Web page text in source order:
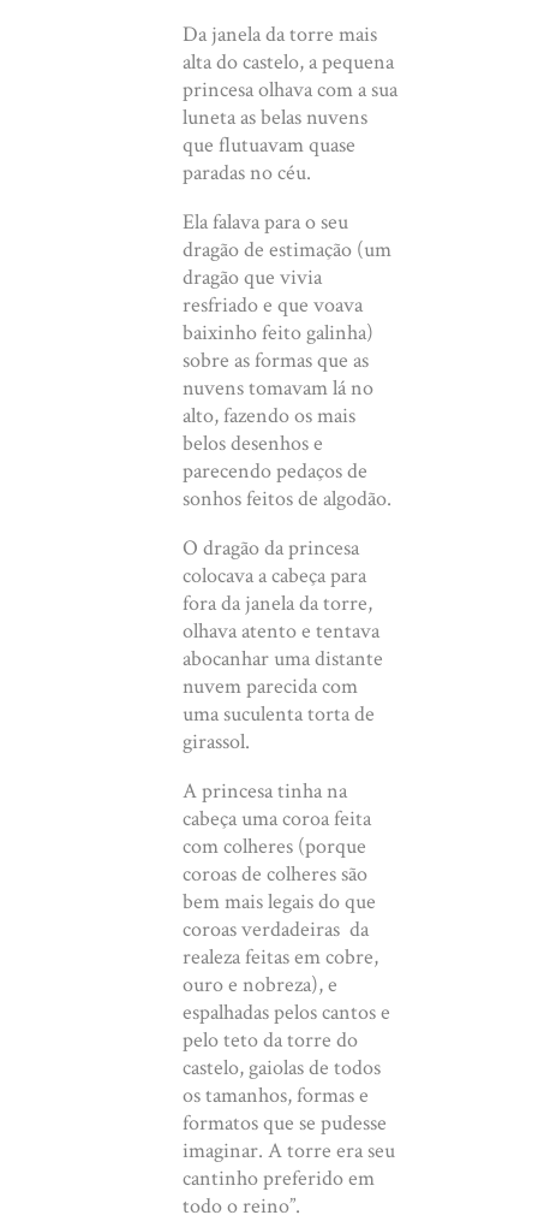
Da janela da torre mais
alta do castelo, a pequena
princesa olhava com a sua
luneta as belas nuvens
que flutuavam quase
paradas no céu.
Ela falava para o seu
dragão de estimação (um
dragão que vivia
resfriado e que voava
baixinho feito galinha)
sobre as formas que as
nuvens tomavam lá no
alto, fazendo os mais
belos desenhos e
parecendo pedaços de
sonhos feitos de algodão.
O dragão da princesa
colocava a cabeça para
fora da janela da torre,
olhava atento e tentava
abocanhar uma distante
nuvem parecida com
uma suculenta torta de
girassol.
A princesa tinha na
cabeça uma coroa feita
com colheres (porque
coroas de colheres são
bem mais legais do que
coroas verdadeiras da
realeza feitas em cobre,
ouro e nobreza), e
espalhadas pelos cantos e
pelo teto da torre do
castelo, gaiolas de todos
os tamanhos, formas e
formatos que se pudesse
imaginar. A torre era seu
cantinho preferido em
todo o reino”.